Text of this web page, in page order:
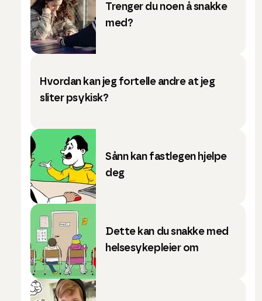
Trenger du noen å snakke
med?
Hvordan kan jeg fortelle andre at jeg
sliter psykisk?
Sånn kan fastlegen hjelpe
deg
Dette kan du snakke med
helsesykepleier om